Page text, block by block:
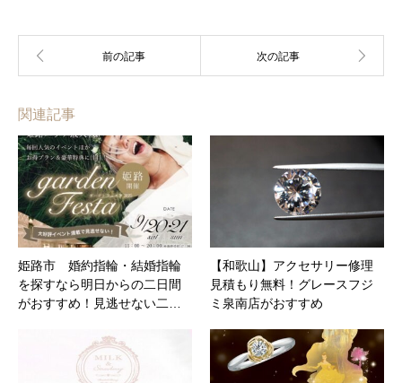
関連記事
姫路市 婚約指輪・結婚指輪
を探すなら明日からの二日間
がおすすめ！見逃せない二…
【和歌山】アクセサリー修理
見積もり無料！グレースフジ
ミ泉南店がおすすめ